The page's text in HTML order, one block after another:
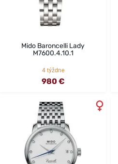
Mido Baroncelli Lady
M7600.4.10.1
4 týždne
980 €